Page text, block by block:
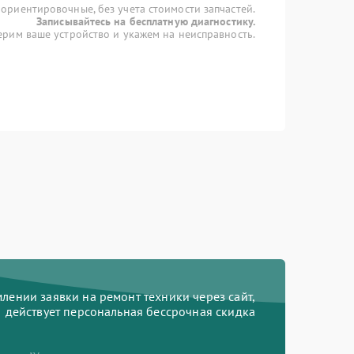
без учета стоимости запчастей.
Записывайтесь на бесплатную диагностику.
ваше устройство и укажем на неисправность.
заявки на ремонт техники через сайт,
действует персональная бессрочная скидка